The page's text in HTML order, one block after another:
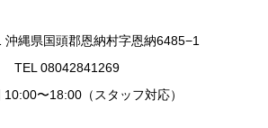
沖縄県国頭郡恩納村字恩納6485−1
TEL 08042841269
〜18:00（スタッフ対応）